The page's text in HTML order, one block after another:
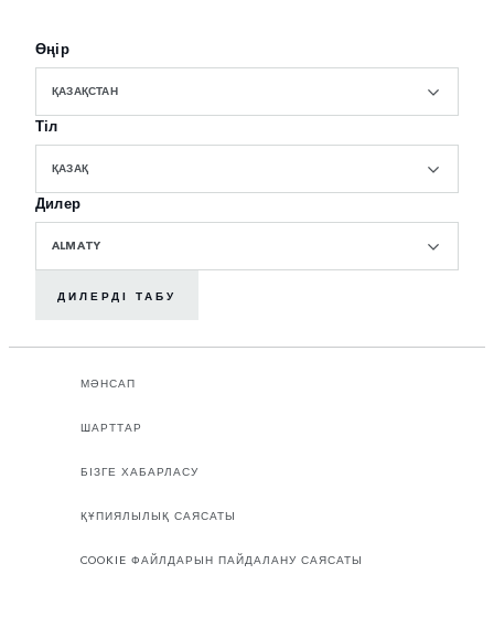
Өңір
ҚАЗАҚСТАН
Тіл
ҚАЗАҚ
Дилер
ALMATY
ДИЛЕРДІ ТАБУ
МӘНСАП
ШАРТТАР
БІЗГЕ ХАБАРЛАСУ
ҚҰПИЯЛЫЛЫҚ САЯСАТЫ
COOKIE ФАЙЛДАРЫН ПАЙДАЛАНУ САЯСАТЫ